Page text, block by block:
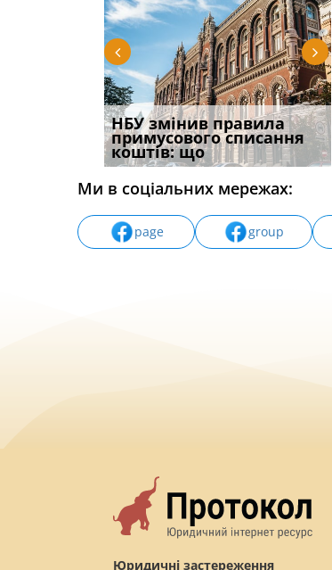
НБУ змінив правила
примусового списання
коштів: що
Водії можуть отримати
компенсацію за
незаконні дії
Ми в соціальних мережах:
page group
Юридичні застереження